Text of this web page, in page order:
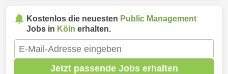
Kostenlos die neuesten Public Management
Jobs in Köln erhalten.
Jetzt passende Jobs erhalten